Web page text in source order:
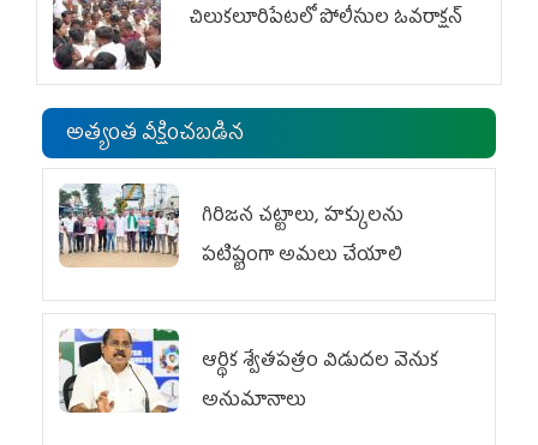
చిలుక‌లూరిపేట‌లో పోలీసుల ఓవ‌రాక్ష‌న్‌
అత్యంత వీక్షించబడిన
గిరిజన చట్టాలు, హక్కులను
పటిష్టంగా అమలు చేయాలి
ఆర్థిక శ్వేతపత్రం విడుదల వెనుక
అనుమానాలు